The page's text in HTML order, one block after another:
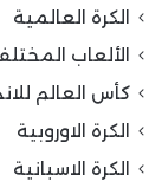
الكرة العالمية
الألعاب
كأس العالم
الكرة الاوروبية
الكرة الاسبانية